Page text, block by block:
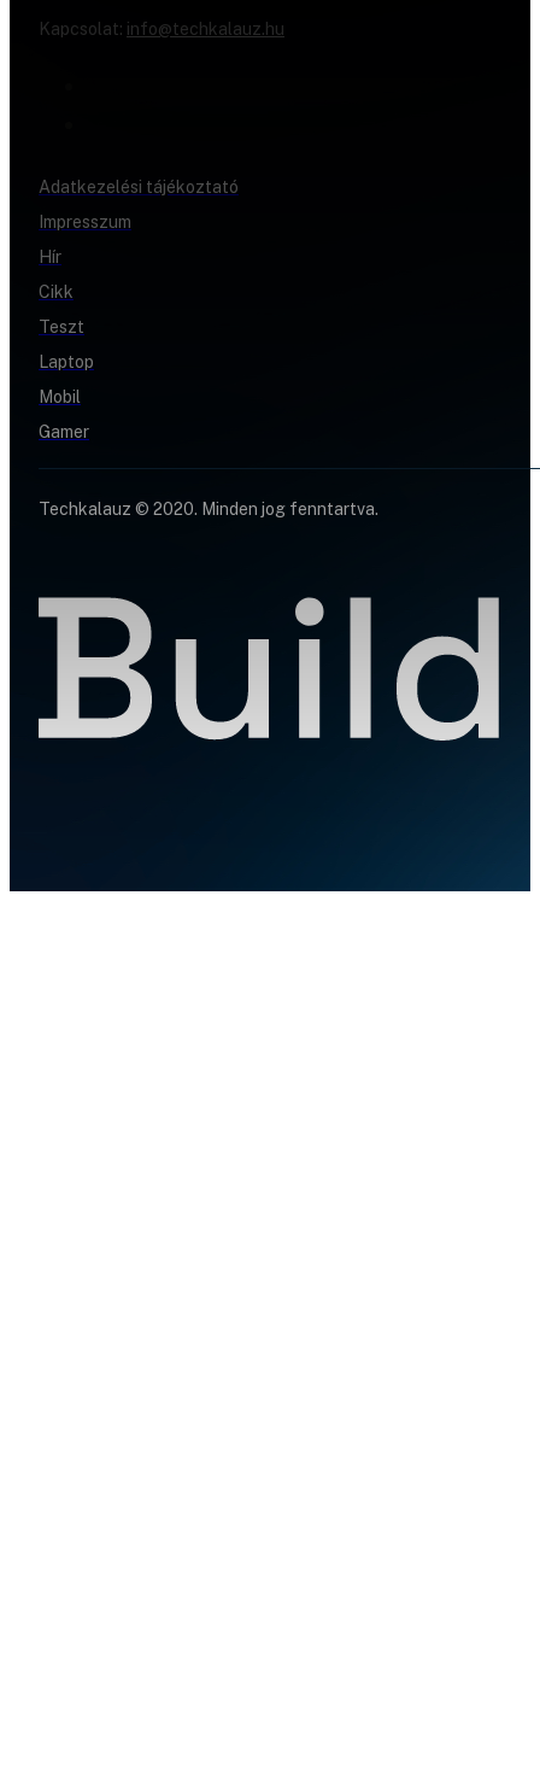
Kapcsolat: info@techkalauz.hu
Adatkezelési tájékoztató
Impresszum
Hír
Cikk
Teszt
Laptop
Mobil
Gamer
Techkalauz © 2020. Minden jog fenntartva.